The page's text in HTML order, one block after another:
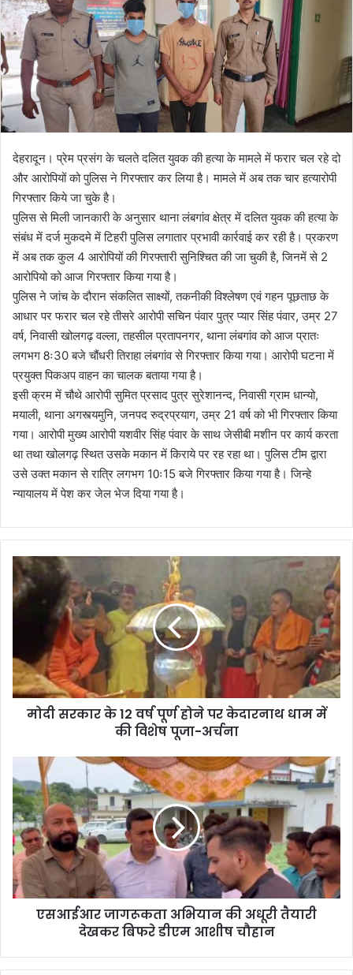
e
m
a
l
देहरादून। प्रेम प्रसंग के चलते दलित युवक की हत्या के मामले में फरार चल रहे दो
और आरोपियों को पुलिस ने गिरफ्तार कर लिया है। मामले में अब तक चार हत्यारोपी
गिरफ्तार किये जा चुके है।
पुलिस से मिली जानकारी के अनुसार थाना लंबगांव क्षेत्र में दलित युवक की हत्या के
संबंध में दर्ज मुकदमे में टिहरी पुलिस लगातार प्रभावी कार्रवाई कर रही है। प्रकरण
में अब तक कुल 4 आरोपियों की गिरफ्तारी सुनिश्चित की जा चुकी है, जिनमें से 2
आरोपियो को आज गिरफ्तार किया गया है।
पुलिस ने जांच के दौरान संकलित साक्ष्यों, तकनीकी विश्लेषण एवं गहन पूछताछ के
आधार पर फरार चल रहे तीसरे आरोपी सचिन पंवार पुत्र प्यार सिंह पंवार, उम्र 27
वर्ष, निवासी खोलगढ़ वल्ला, तहसील प्रतापनगर, थाना लंबगांव को आज प्रातः
लगभग 8ः30 बजे चौंधरी तिराहा लंबगांव से गिरफ्तार किया गया। आरोपी घटना में
प्रयुक्त पिकअप वाहन का चालक बताया गया है।
इसी क्रम में चौथे आरोपी सुमित प्रसाद पुत्र सुरेशानन्द, निवासी ग्राम धान्यो,
मयाली, थाना अगस्त्यमुनि, जनपद रुद्रप्रयाग, उम्र 21 वर्ष को भी गिरफ्तार किया
गया। आरोपी मुख्य आरोपी यशवीर सिंह पंवार के साथ जेसीबी मशीन पर कार्य करता
था तथा खोलगढ़ स्थित उसके मकान में किराये पर रह रहा था। पुलिस टीम द्वारा
उसे उक्त मकान से रात्रि लगभग 10ः15 बजे गिरफ्तार किया गया है। जिन्हे
न्यायालय में पेश कर जेल भेज दिया गया है।
मो
स
के
1
2
हो
ने
प
र
के
दा
र
ना
में
मोदी सरकार के 12 वर्ष पूर्ण होने पर केदारनाथ धाम में
की विशेष पूजा-अर्चना
स
आ
ई
आ
र
जा
ग
रू
एसआईआर जागरूकता अभियान की अधूरी तैयारी
देखकर बिफरे डीएम आशीष चौहान